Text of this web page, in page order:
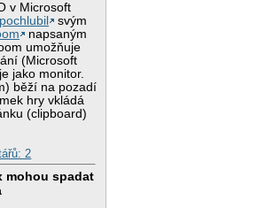
v Microsoft
svým
napsaným
umožňuje
(Microsoft
jako monitor.
běží na pozadí
hry vkládá
(clipboard)
2
mohou spadat